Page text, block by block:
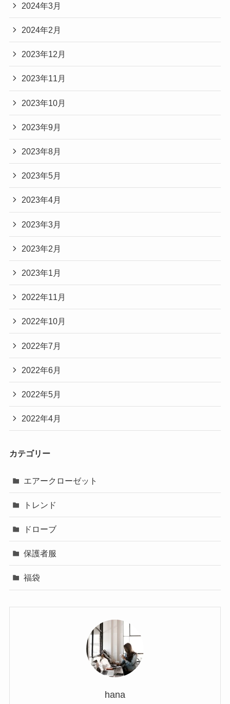
2024年3月
2024年2月
2023年12月
2023年11月
2023年10月
2023年9月
2023年8月
2023年5月
2023年4月
2023年3月
2023年2月
2023年1月
2022年11月
2022年10月
2022年7月
2022年6月
2022年5月
2022年4月
カテゴリー
エアークローゼット
トレンド
ドローブ
保護者服
福袋
hana